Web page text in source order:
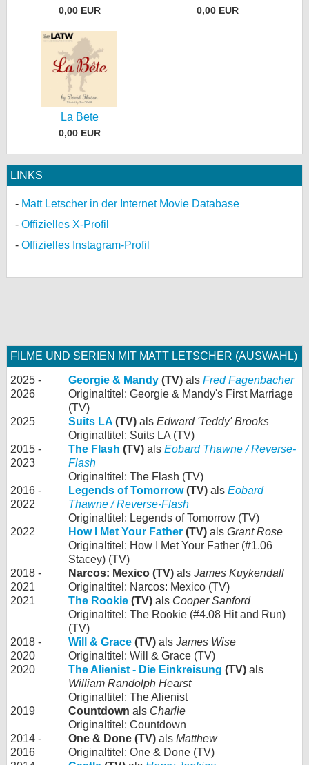
0,00 EUR 0,00 EUR
La Bete
0,00 EUR
LINKS
Matt Letscher in der Internet Movie Database
Offizielles X-Profil
Offizielles Instagram-Profil
FILME UND SERIEN MIT MATT LETSCHER (AUSWAHL)
2025 -
2026
Georgie & Mandy (TV) als Fred Fagenbacher
Originaltitel: Georgie & Mandy's First Marriage
(TV)
2025
Suits LA (TV) als Edward 'Teddy' Brooks
Originaltitel: Suits LA (TV)
2015 -
2023
The Flash (TV) als Eobard Thawne / Reverse-
Flash
Originaltitel: The Flash (TV)
2016 -
2022
Legends of Tomorrow(TV) als Eobard
Thawne / Reverse-Flash
Originaltitel: Legends of Tomorrow (TV)
2022
How I Met Your Father (TV) als Grant Rose
Originaltitel: How I Met Your Father (#1.06
Stacey) (TV)
2018 -
2021
Narcos: Mexico (TV) als James Kuykendall
Originaltitel: Narcos: Mexico (TV)
2021
The Rookie (TV) als Cooper Sanford
Originaltitel: The Rookie (#4.08 Hit and Run)
(TV)
2018 -
2020
Will & Grace (TV) als James Wise
Originaltitel: Will & Grace (TV)
2020
The Alienist - Die Einkreisung (TV) als
William Randolph Hearst
Originaltitel: The Alienist
2019
Countdown als Charlie
Originaltitel: Countdown
2014 -
2016
One & Done (TV) als Matthew
Originaltitel: One & Done (TV)